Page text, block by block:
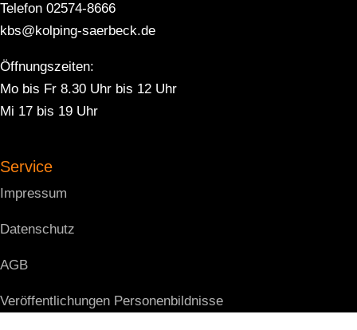
Telefon 02574-8666
kbs@kolping-saerbeck.de
Öffnungszeiten:
Mo bis Fr 8.30 Uhr bis 12 Uhr
Mi 17 bis 19 Uhr
Service
Impressum
Datenschutz
AGB
Veröffentlichungen Personenbildnisse